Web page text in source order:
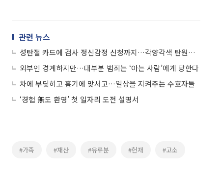
관련 뉴스
성탄절 카드에 검사 정신감정 신청까지…각양각색 탄원서들
외부인 경계하지만…대부분 범죄는 ‘아는 사람’에게 당한다
차에 부딪히고 흉기에 맞서고…일상을 지켜주는 수호자들
‘경험 無도 환영’ 첫 일자리 도전 설명서
#가족 #재산 #유류분 #헌재 #고소